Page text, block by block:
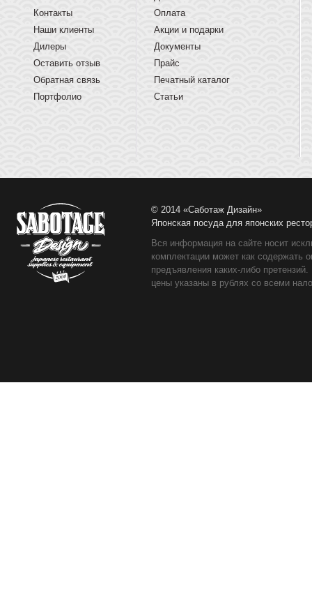
Контакты
Наши клиенты
Дилеры
Оставить отзыв
Обратная связь
Портфолио
Оплата
Акции и подарки
Документы
Прайс
Печатный каталог
Статьи
© 2014 «Саботаж Дизайн»
Японская посуда для японских
Вся информация на сайте носит
комплектации может как содержать
предъявления каких-либо
цены указаны в рублях со всеми